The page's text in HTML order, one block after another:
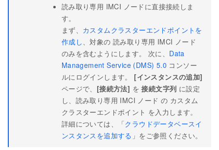
読み取り専用 IMCI ノードに直接接続しま
す。
まず、 カスタムクラスターエンドポイントを
作成し、対象の読み取り専用 IMCI ノード
のみを含むようにします。 次に、 Data
Management Service (DMS) 5.0 コンソー
ルにログインします。 [インスタンスの追加]
ページで、 [接続方法] を接続文字列 に設定
し、 読み取り専用 IMCI ノード の カスタム
クラスターエンドポイント を入力します。
詳細については、「クラウドデータベースイ
ンスタンスを追加する 」をご参照ください。